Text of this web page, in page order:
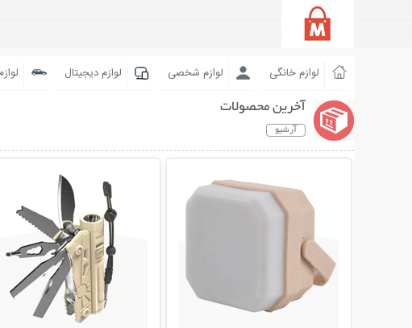
لوازم خانگی لوازم شخصی لوازم دیجیتال
آخرین محصولات
آرشیو